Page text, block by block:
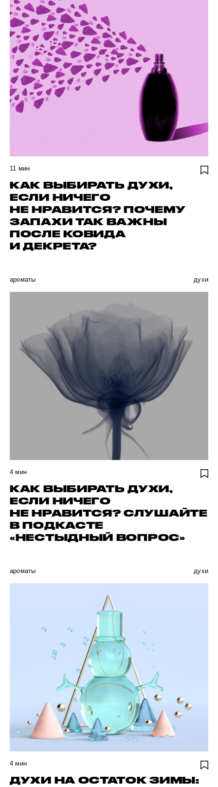
11 мин
КАК ВЫБИРАТЬ ДУХИ,
ЕСЛИ НИЧЕГО
НЕ НРАВИТСЯ? ПОЧЕМУ
ЗАПАХИ ТАК ВАЖНЫ
ПОСЛЕ КОВИДА
И ДЕКРЕТА?
ароматы духи
4 мин
КАК ВЫБИРАТЬ ДУХИ,
ЕСЛИ НИЧЕГО
НЕ НРАВИТСЯ? СЛУШАЙТЕ
В ПОДКАСТЕ
«НЕСТЫДНЫЙ ВОПРОС»
ароматы духи
4 мин
ДУХИ НА ОСТАТОК ЗИМЫ: